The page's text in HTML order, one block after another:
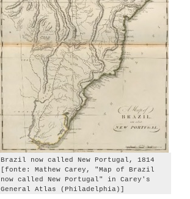
Brazil now called New Portugal, 1814
[fonte: Mathew Carey, "Map of Brazil
now called New Portugal" in Carey's
General Atlas (Philadelphia)]